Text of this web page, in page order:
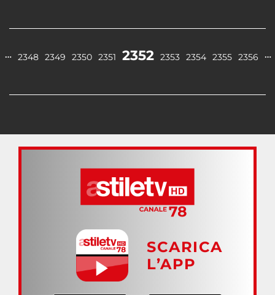
… 2348 2349 2350 2351 2352 2353 2354 2355 2356 …
SCARICA
L’APP